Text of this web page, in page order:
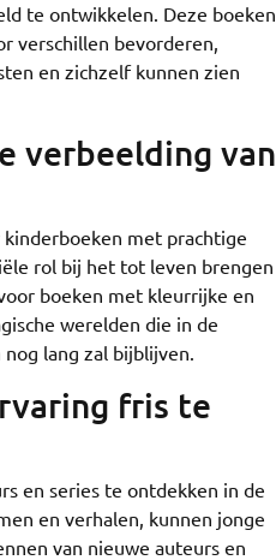
te ontwikkelen. Deze boeken
verschillen bevorderen,
en zichzelf kunnen zien
verbeelding van
met prachtige
rol bij het tot leven brengen
boeken met kleurrijke en
werelden die in de
lang zal bijblijven.
fris te
en series te ontdekken in de
en verhalen, kunnen jonge
van nieuwe auteurs en